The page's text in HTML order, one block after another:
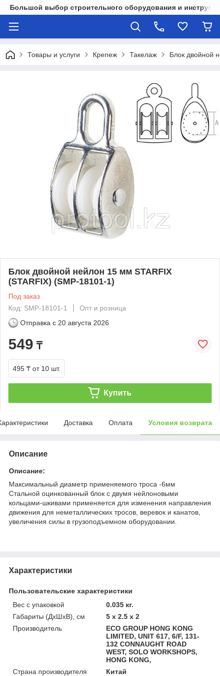
Большой выбор строительного оборудования и
Товары и услуги Крепеж Такелаж Блок двойной
Блок двойной нейлон 15 мм STARFIX
(STARFIX) (SMP-18101-1)
Под заказ
Код: SMP-18101-1
Опт и розница
Отправка с 20 августа 2026
549 ₸
495 ₸ от 10 шт.
Купить
Доставка Оплата Условия возврата
Описание
Описание:
Максимальный диаметр применяемого троса -6мм
Стальной оцинкованный блок с двумя нейлоновыми
кольцами-шкивами применяется для изменения направления
движения для неметаллических тросов, веревок и канатов,
увеличения силы в грузоподъемном оборудовании.
Характеристики
Пользовательские характеристики
Вес с упаковкой
0.035 кг.
Габариты (ДхШхВ), см
5 x 2.5 x 2
Производитель
ECO GROUP HONG KONG
LIMITED, UNIT 617, 6/F, 131-
132 CONNAUGHT ROAD
WEST, SOLO WORKSHOPS,
HONG KONG,
Страна производителя
Китай